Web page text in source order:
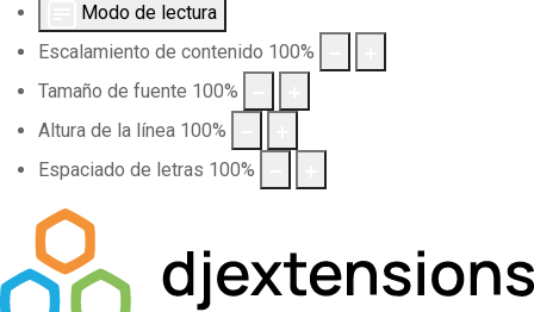
Modo de lectura
Escalamiento de contenido 100%
Tamaño de fuente 100%
Altura de la línea 100%
Espaciado de letras 100%